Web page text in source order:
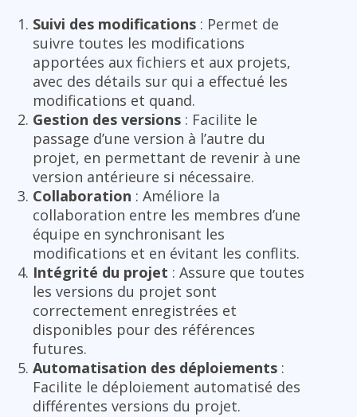
Suivi des modifications : Permet de
suivre toutes les modifications
apportées aux fichiers et aux projets,
avec des détails sur qui a effectué les
modifications et quand.
Gestion des versions : Facilite le
passage d’une version à l’autre du
projet, en permettant de revenir à une
version antérieure si nécessaire.
Collaboration : Améliore la
collaboration entre les membres d’une
équipe en synchronisant les
modifications et en évitant les conflits.
Intégrité du projet : Assure que toutes
les versions du projet sont
correctement enregistrées et
disponibles pour des références
futures.
Automatisation des déploiements :
Facilite le déploiement automatisé des
différentes versions du projet.